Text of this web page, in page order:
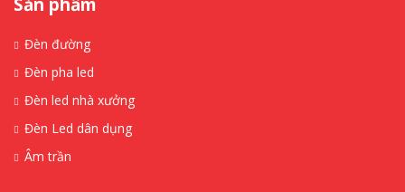
Sản phẩm
Đèn đường
Đèn pha led
Đèn led nhà xưởng
Đèn Led dân dụng
Âm trần